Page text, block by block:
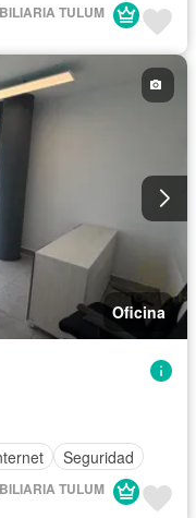
TULUM
Oficina
Seguridad
TULUM